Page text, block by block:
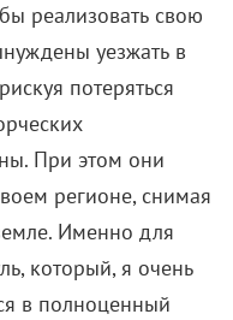
реализовать свою
уезжать в
потеряться
При этом они
регионе, снимая
Именно для
который, я очень
в полноценный